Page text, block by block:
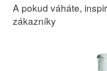
A pokud váháte,
zákazníky